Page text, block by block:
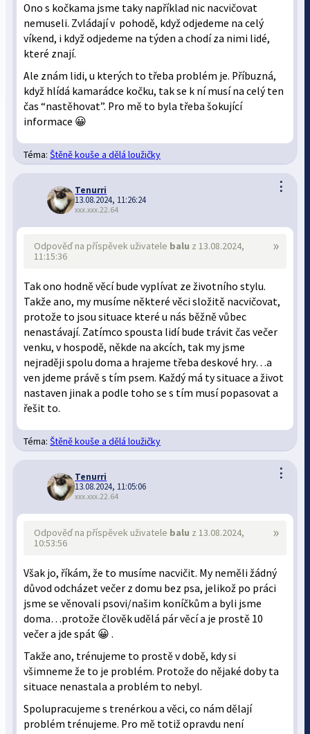
Ono s kočkama jsme taky například nic nacvičovat
nemuseli. Zvládají v pohodě, když odjedeme na celý
víkend, i když odjedeme na týden a chodí za nimi lidé,
které znají.
Ale znám lidi, u kterých to třeba problém je. Příbuzná,
když hlídá kamarádce kočku, tak se k ní musí na celý ten
čas “nastěhovat”. Pro mě to byla třeba šokující
informace 😀
Téma:Štěně kouše a dělá loužičky
⋮
Tenurri
13.08.2024, 11:26:24
xxx.xxx.22.64
»
Odpověď na příspěvek uživatele balu z 13.08.2024,
11:15:36
Tak ono hodně věcí bude vyplívat ze životního stylu.
Takže ano, my musíme některé věci složitě nacvičovat,
protože to jsou situace které u nás běžně vůbec
nenastávají. Zatímco spousta lidí bude trávit čas večer
venku, v hospodě, někde na akcích, tak my jsme
nejraději spolu doma a hrajeme třeba deskové hry…a
ven jdeme právě s tím psem. Každý má ty situace a život
nastaven jinak a podle toho se s tím musí popasovat a
řešit to.
Téma:Štěně kouše a dělá loužičky
⋮
Tenurri
13.08.2024, 11:05:06
xxx.xxx.22.64
»
Odpověď na příspěvek uživatele balu z 13.08.2024,
10:53:56
Však jo, říkám, že to musíme nacvičit. My neměli žádný
důvod odcházet večer z domu bez psa, jelikož po práci
jsme se věnovali psovi/našim koníčkům a byli jsme
doma…protože člověk udělá pár věcí a je prostě 10
večer a jde spát 😀 .
Takže ano, trénujeme to prostě v době, kdy si
všimneme že to je problém. Protože do nějaké doby ta
situace nenastala a problém to nebyl.
Spolupracujeme s trenérkou a věci, co nám dělají
problém trénujeme. Pro mě totiž opravdu není